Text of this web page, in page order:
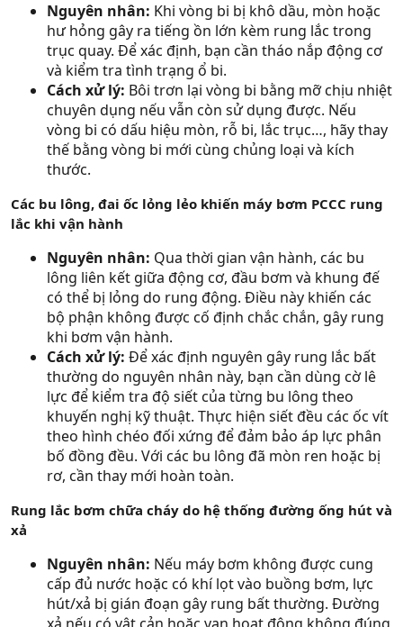
Nguyên nhân: Khi vòng bi bị khô dầu, mòn hoặc
hư hỏng gây ra tiếng ồn lớn kèm rung lắc trong
trục quay. Để xác định, bạn cần tháo nắp động cơ
và kiểm tra tình trạng ổ bi.
Cách xử lý: Bôi trơn lại vòng bi bằng mỡ chịu nhiệt
chuyên dụng nếu vẫn còn sử dụng được. Nếu
vòng bi có dấu hiệu mòn, rỗ bi, lắc trục…, hãy thay
thế bằng vòng bi mới cùng chủng loại và kích
thước.
Các bu lông, đai ốc lỏng lẻo khiến máy bơm PCCC rung
lắc khi vận hành
Nguyên nhân: Qua thời gian vận hành, các bu
lông liên kết giữa động cơ, đầu bơm và khung đế
có thể bị lỏng do rung động. Điều này khiến các
bộ phận không được cố định chắc chắn, gây rung
khi bơm vận hành.
Cách xử lý: Để xác định nguyên gây rung lắc bất
thường do nguyên nhân này, bạn cần dùng cờ lê
lực để kiểm tra độ siết của từng bu lông theo
khuyến nghị kỹ thuật. Thực hiện siết đều các ốc vít
theo hình chéo đối xứng để đảm bảo áp lực phân
bố đồng đều. Với các bu lông đã mòn ren hoặc bị
rơ, cần thay mới hoàn toàn.
Rung lắc bơm chữa cháy do hệ thống đường ống hút và
xả
Nguyên nhân: Nếu máy bơm không được cung
cấp đủ nước hoặc có khí lọt vào buồng bơm, lực
hút/xả bị gián đoạn gây rung bất thường. Đường